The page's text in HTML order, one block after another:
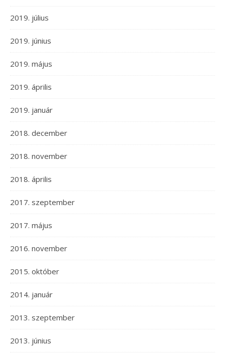
2019. július
2019. június
2019. május
2019. április
2019. január
2018. december
2018. november
2018. április
2017. szeptember
2017. május
2016. november
2015. október
2014. január
2013. szeptember
2013. június